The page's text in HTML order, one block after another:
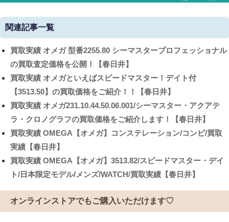
関連記事一覧
買取実績 オメガ 型番2255.80 シーマスタープロフェッショナル
の買取査定価格を公開！【春日井】
買取実績 オメガといえばスピードマスター！デイト付
【3513.50】の買取価格をご紹介！！【春日井】
買取実績 オメガ231.10.44.50.06.001/シーマスター・アクアテ
ラ・クロノグラフの買取価格をご紹介します！【春日井】
買取実績 OMEGA【オメガ】コンステレーション/コンビ/買取
実績【春日井】
買取実績 OMEGA【オメガ】3513.82/スピードマスター・デイ
ト/日本限定モデル/メンズ/WATCH/買取実績【春日井】
オンラインストアでもご購入いただけます♡